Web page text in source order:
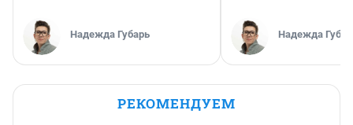
Надежда Губарь Надежда
РЕКОМЕНДУЕМ